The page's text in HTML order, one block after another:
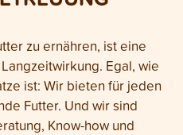
zu ernähren, ist eine
Egal, wie
ist: Wir bieten für jeden
Futter. Und wir sind
Know-how und